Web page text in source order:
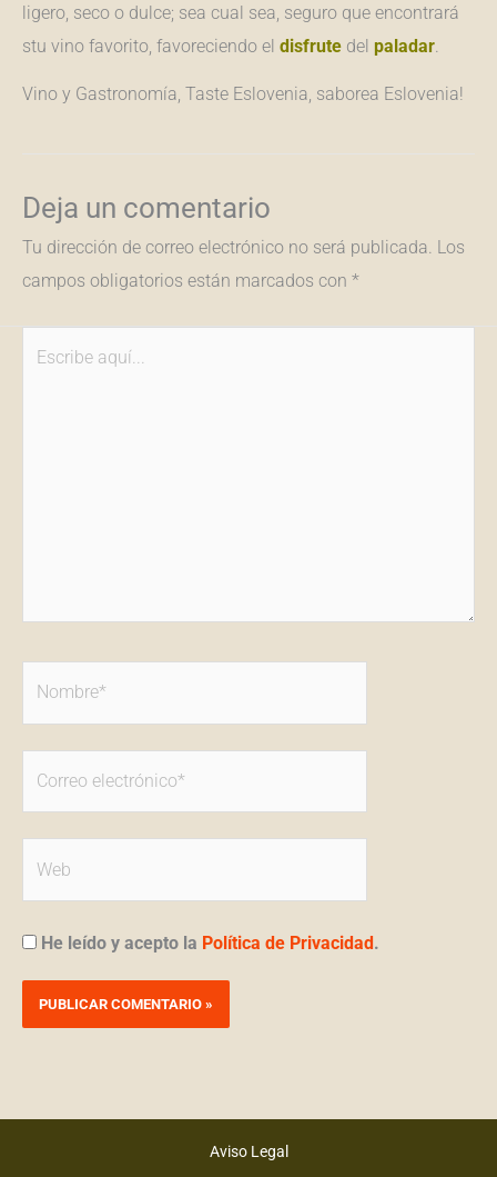
ligero, seco o dulce; sea cual sea, seguro que encontrará
stu vino favorito, favoreciendo el disfrute del paladar.
Vino y Gastronomía, Taste Eslovenia, saborea Eslovenia!
Deja un comentario
Tu dirección de correo electrónico no será publicada. Los
campos obligatorios están marcados con *
He leído y acepto la Política de Privacidad .
Aviso Legal